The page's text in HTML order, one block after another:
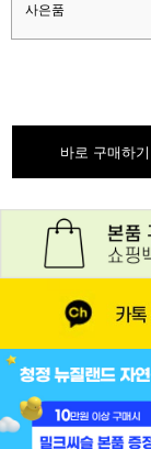
사은품
바로 구매하기